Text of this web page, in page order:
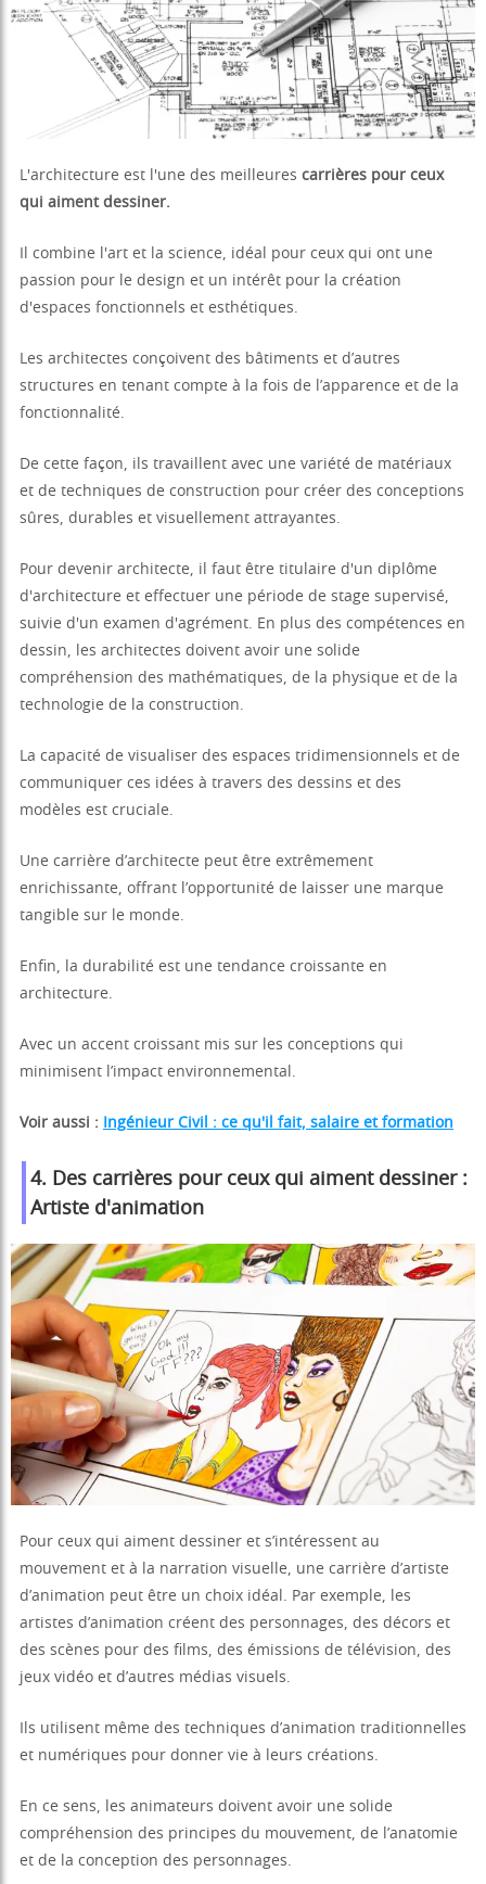
L'architecture est l'une des meilleures carrières pour ceux
qui aiment dessiner.
Il combine l'art et la science, idéal pour ceux qui ont une
passion pour le design et un intérêt pour la création
d'espaces fonctionnels et esthétiques.
Les architectes conçoivent des bâtiments et d’autres
structures en tenant compte à la fois de l’apparence et de la
fonctionnalité.
De cette façon, ils travaillent avec une variété de matériaux
et de techniques de construction pour créer des conceptions
sûres, durables et visuellement attrayantes.
Pour devenir architecte, il faut être titulaire d'un diplôme
d'architecture et effectuer une période de stage supervisé,
suivie d'un examen d'agrément. En plus des compétences en
dessin, les architectes doivent avoir une solide
compréhension des mathématiques, de la physique et de la
technologie de la construction.
La capacité de visualiser des espaces tridimensionnels et de
communiquer ces idées à travers des dessins et des
modèles est cruciale.
Une carrière d’architecte peut être extrêmement
enrichissante, offrant l’opportunité de laisser une marque
tangible sur le monde.
Enfin, la durabilité est une tendance croissante en
architecture.
Avec un accent croissant mis sur les conceptions qui
minimisent l’impact environnemental.
Voir aussi : Ingénieur Civil : ce qu'il fait, salaire et formation
4. Des carrières pour ceux qui aiment dessiner :
Artiste d'animation
Pour ceux qui aiment dessiner et s’intéressent au
mouvement et à la narration visuelle, une carrière d’artiste
d’animation peut être un choix idéal. Par exemple, les
artistes d’animation créent des personnages, des décors et
des scènes pour des films, des émissions de télévision, des
jeux vidéo et d’autres médias visuels.
Ils utilisent même des techniques d’animation traditionnelles
et numériques pour donner vie à leurs créations.
En ce sens, les animateurs doivent avoir une solide
compréhension des principes du mouvement, de l’anatomie
et de la conception des personnages.